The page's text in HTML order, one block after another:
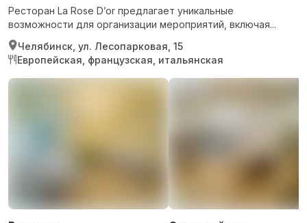
Ресторан La Rose D’or предлагает уникальные
возможности для организации мероприятий, включая...
Челябинск, ул. Лесопарковая, 15
Европейская, французская, итальянская